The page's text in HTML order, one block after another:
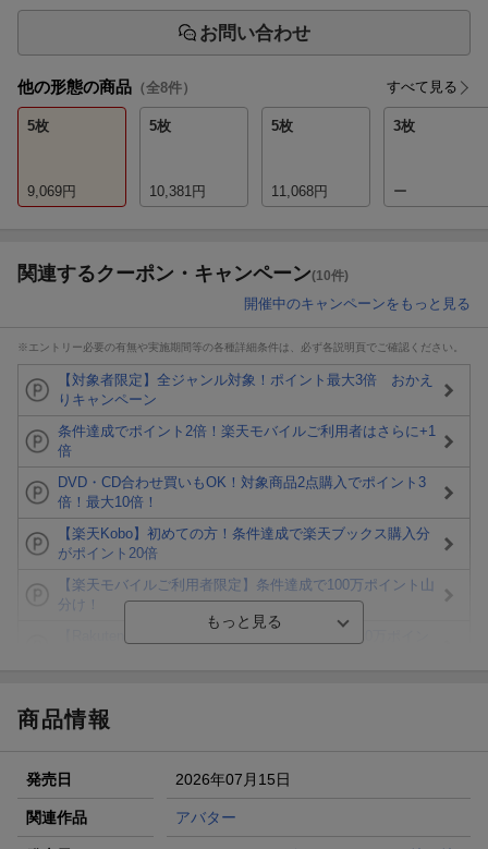
お問い合わせ
他の形態の商品 （全8件） すべて見る
5枚
9,069円
5枚
10,381円
5枚
11,068円
3枚
ー
関連するクーポン・キャンペーン(10件)
開催中のキャンペーンをもっと見る
※エントリー必要の有無や実施期間等の各種詳細条件は、必ず各説明頁でご確認ください。
【対象者限定】全ジャンル対象！ポイント最大3倍 おかえ
りキャンペーン
条件達成でポイント2倍！楽天モバイルご利用者はさらに+1
倍
DVD・CD合わせ買いもOK！対象商品2点購入でポイント3
倍！最大10倍！
【楽天Kobo】初めての方！条件達成で楽天ブックス購入分
がポイント20倍
【楽天モバイルご利用者限定】条件達成で100万ポイント山
分け！
が当たる！
エントリー＆3,000円以上購入で無料データSIM（3GB/月プ
ラン）が当たる！
楽天モバイル紹介キャンペーンの拡散で300円OFFクーポン
商品情報
発売日 2026年07月15日
関連作品 アバター